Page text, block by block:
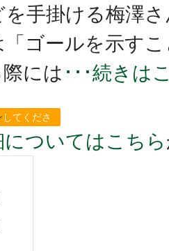
手掛ける梅澤
ゴールを示す
には ･･･続きは
してくださ
ついてはこちら